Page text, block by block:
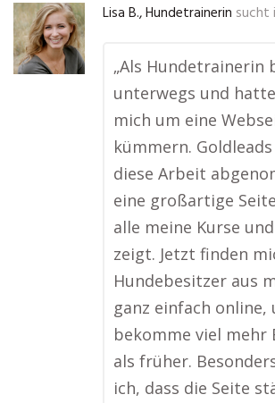
Lisa B., Hundetrainerin sucht
„Als Hundetrainerin
unterwegs und
mich um eine
kümmern.
diese Arbeit
eine großartige
alle meine Kurse
zeigt. Jetzt finden
Hundebesitzer aus
ganz einfach online,
bekomme viel mehr
als früher.
ich, dass die Seite